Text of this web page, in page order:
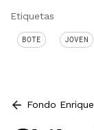
Etiquetas
BOTE JOVEN
Fondo